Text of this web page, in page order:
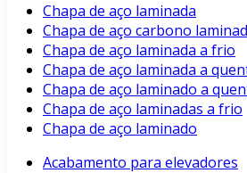
Chapa de aço laminada
Chapa de aço carbono
Chapa de aço laminada a frio
Chapa de aço laminada a
Chapa de aço laminado a
Chapa de aço laminadas a frio
Chapa de aço laminado
Acabamento para elevadores